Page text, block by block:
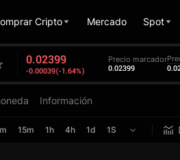
Cripto Mercado Spot
0.02399
-0.00039(-1.64%)
Precio marcador
0.02399
Información
15m 1h 4h 1d 1S